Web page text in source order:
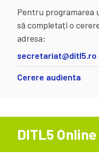
Pentru programarea
să completați o
adresa:
secretariat@ditl5.ro
Cerere audienta
DITL5 Online